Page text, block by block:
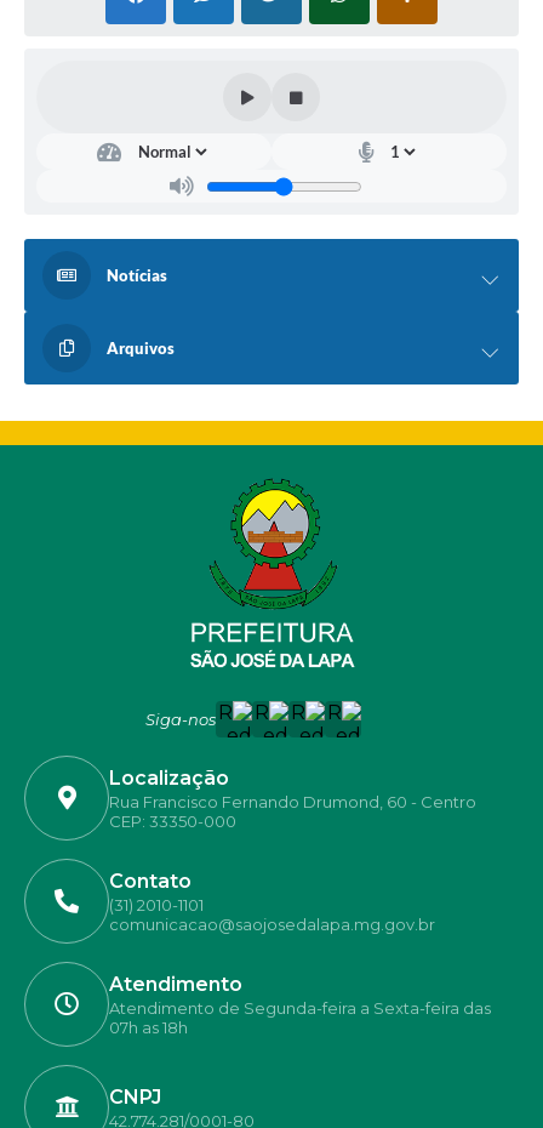
Notícias
Arquivos
Siga-nos
Localização
Rua Francisco Fernando Drumond, 60 - Centro
CEP: 33350-000
Contato
(31) 2010-1101
comunicacao@saojosedalapa.mg.gov.br
Atendimento
Atendimento de Segunda-feira a Sexta-feira das
07h as 18h
CNPJ
42.774.281/0001-80